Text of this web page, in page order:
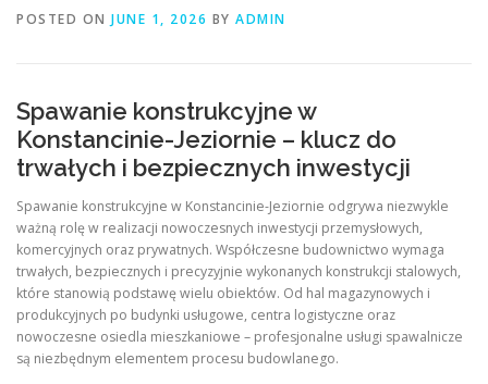
POSTED ON JUNE 1, 2026 BY ADMIN
Spawanie konstrukcyjne w
Konstancinie-Jeziornie – klucz do
trwałych i bezpiecznych inwestycji
Spawanie konstrukcyjne w Konstancinie-Jeziornie odgrywa niezwykle
ważną rolę w realizacji nowoczesnych inwestycji przemysłowych,
komercyjnych oraz prywatnych. Współczesne budownictwo wymaga
trwałych, bezpiecznych i precyzyjnie wykonanych konstrukcji stalowych,
które stanowią podstawę wielu obiektów. Od hal magazynowych i
produkcyjnych po budynki usługowe, centra logistyczne oraz
nowoczesne osiedla mieszkaniowe – profesjonalne usługi spawalnicze
są niezbędnym elementem procesu budowlanego.